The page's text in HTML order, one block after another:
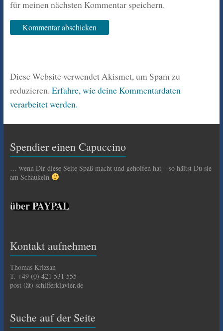
für meinen nächsten Kommentar speichern.
Diese Website verwendet Akismet, um Spam zu
reduzieren. Erfahre, wie deine Kommentardaten
verarbeitet werden.
Spendier einen Capuccino
… wenn Dir diese Seite Spaß macht und geholfen hat – so hältst Du sie
am Schaukeln
über PAYPAL
Kontakt aufnehmen
Thomas Krizsan
T. +49 (0) 421 531 555
post (ät) schifferklavier.de
Suche auf der Seite